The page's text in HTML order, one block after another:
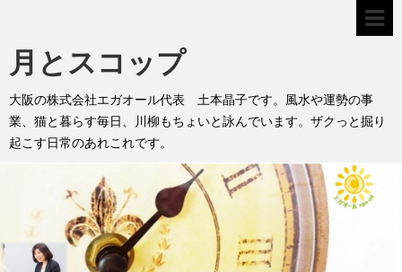
月とスコップ
大阪の株式会社エガオール代表 土本晶子です。風水や運勢の事
業、猫と暮らす毎日、川柳もちょいと詠んでいます。ザクっと掘り
起こす日常のあれこれです。